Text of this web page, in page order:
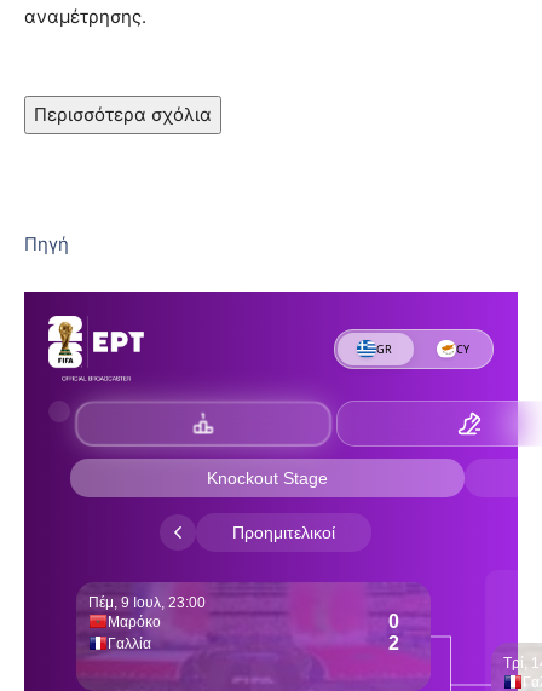
αναμέτρησης.
Περισσότερα σχόλια
Πηγή